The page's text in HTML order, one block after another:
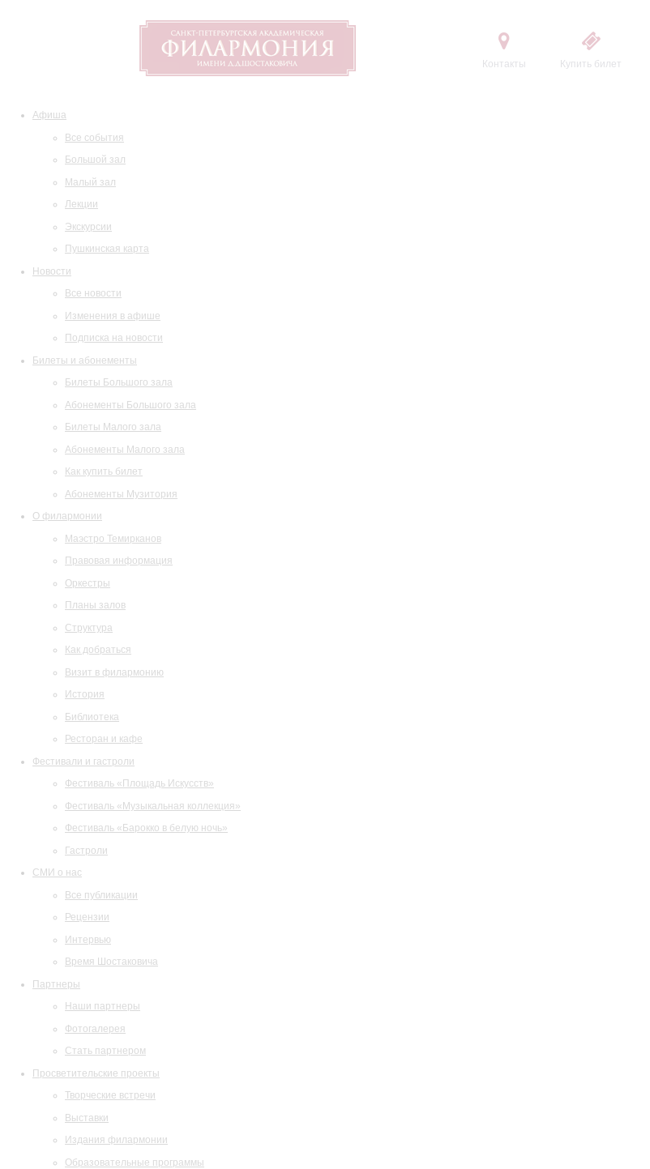
Контакты Купить билет
Афиша
Все события
Большой зал
Малый зал
Лекции
Экскурсии
Пушкинская карта
Новости
Все новости
Изменения в афише
Подписка на новости
Билеты и абонементы
Билеты Большого зала
Абонементы Большого зала
Билеты Малого зала
Абонементы Малого зала
Как купить билет
Абонементы Музитория
О филармонии
Маэстро Темирканов
Правовая информация
Оркестры
Планы залов
Структура
Как добраться
Визит в филармонию
История
Библиотека
Ресторан и кафе
Фестивали и гастроли
Фестиваль «Площадь Искусств»
Фестиваль «Музыкальная коллекция»
Фестиваль «Барокко в белую ночь»
Гастроли
СМИ о нас
Все публикации
Рецензии
Интервью
Время Шостаковича
Партнеры
Наши партнеры
Фотогалерея
Стать партнером
Просветительские проекты
Творческие встречи
Выставки
Издания филармонии
Образовательные программы